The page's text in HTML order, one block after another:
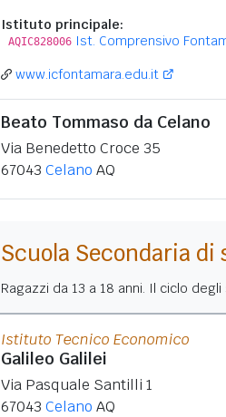
Istituto principale:
AQIC828006 Ist. Comprensivo
www.icfontamara.edu.it
Beato Tommaso da Celano
Via Benedetto Croce 35
67043 Celano AQ
Scuola Secondaria di
Ragazzi da 13 a 18 anni. Il ciclo
Istituto Tecnico Economico
Galileo Galilei
Via Pasquale Santilli 1
67043 Celano AQ